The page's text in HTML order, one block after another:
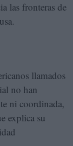
las fronteras de
llamados
no han
ni coordinada,
explica su